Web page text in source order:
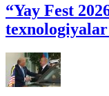
“Yay Fest